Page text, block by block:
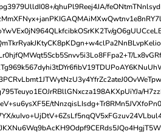
qhuPl9Reej4JA/